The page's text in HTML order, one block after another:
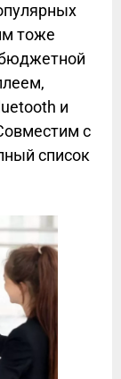
тоже
и
с
список